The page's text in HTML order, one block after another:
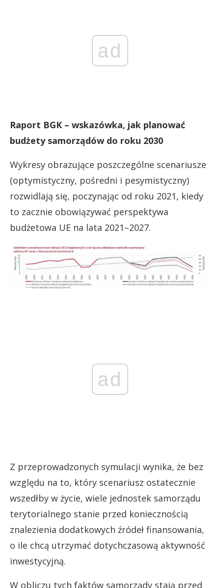
ad
Raport BGK – wskazówka, jak planować
budżety samorządów do roku 2030
Wykresy obrazujące poszczególne scenariusze
(optymistyczny, pośredni i pesymistyczny)
rozwidlają się, poczynając od roku 2021, kiedy
to zacznie obowiązywać perspektywa
budżetowa UE na lata 2021–2027.
ad
Z przeprowadzonych symulacji wynika, że bez
względu na to, który scenariusz ostatecznie
wszedłby w życie, wiele jednostek samorządu
terytorialnego stanie przed koniecznością
znalezienia dodatkowych źródeł finansowania,
o ile chcą utrzymać dotychczasową aktywność
inwestycyjną.
W obliczu tych faktów samorządy stają przed